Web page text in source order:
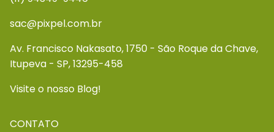
sac@pixpel.com.br
Av. Francisco Nakasato, 1750 - São Roque da Chave,
Itupeva - SP, 13295-458
Visite o nosso Blog!
CONTATO